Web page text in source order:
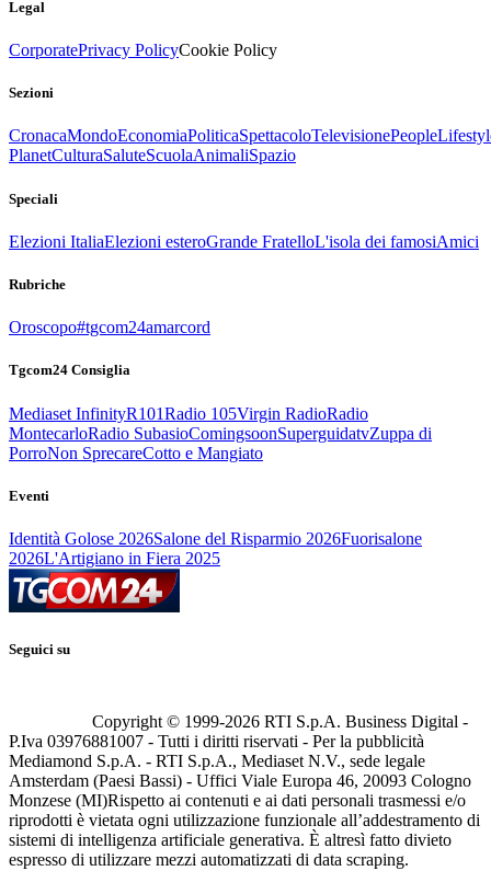
Legal
CorporatePrivacy PolicyCookie Policy
Sezioni
CronacaMondoEconomiaPoliticaSpettacoloTelevisionePeople
PlanetCulturaSaluteScuolaAnimaliSpazio
Speciali
Elezioni ItaliaElezioni esteroGrande FratelloL'isola dei famosiAmici
Rubriche
Oroscopo#tgcom24amarcord
Tgcom24 Consiglia
Mediaset InfinityR101Radio 105Virgin RadioRadio
MontecarloRadio SubasioComingsoonSuperguidatvZuppa di
PorroNon SprecareCotto e Mangiato
Eventi
Identità Golose 2026Salone del Risparmio 2026Fuorisalone
2026L'Artigiano in Fiera 2025
Seguici su
Copyright © 1999-2026 RTI S.p.A. Business Digital -
P.Iva 03976881007 - Tutti i diritti riservati - Per la pubblicità
Mediamond S.p.A. - RTI S.p.A., Mediaset N.V., sede legale
Amsterdam (Paesi Bassi) - Uffici Viale Europa 46, 20093 Cologno
Monzese (MI)Rispetto ai contenuti e ai dati personali trasmessi e/o
riprodotti è vietata ogni utilizzazione funzionale all’addestramento di
sistemi di intelligenza artificiale generativa. È altresì fatto divieto
espresso di utilizzare mezzi automatizzati di data scraping.